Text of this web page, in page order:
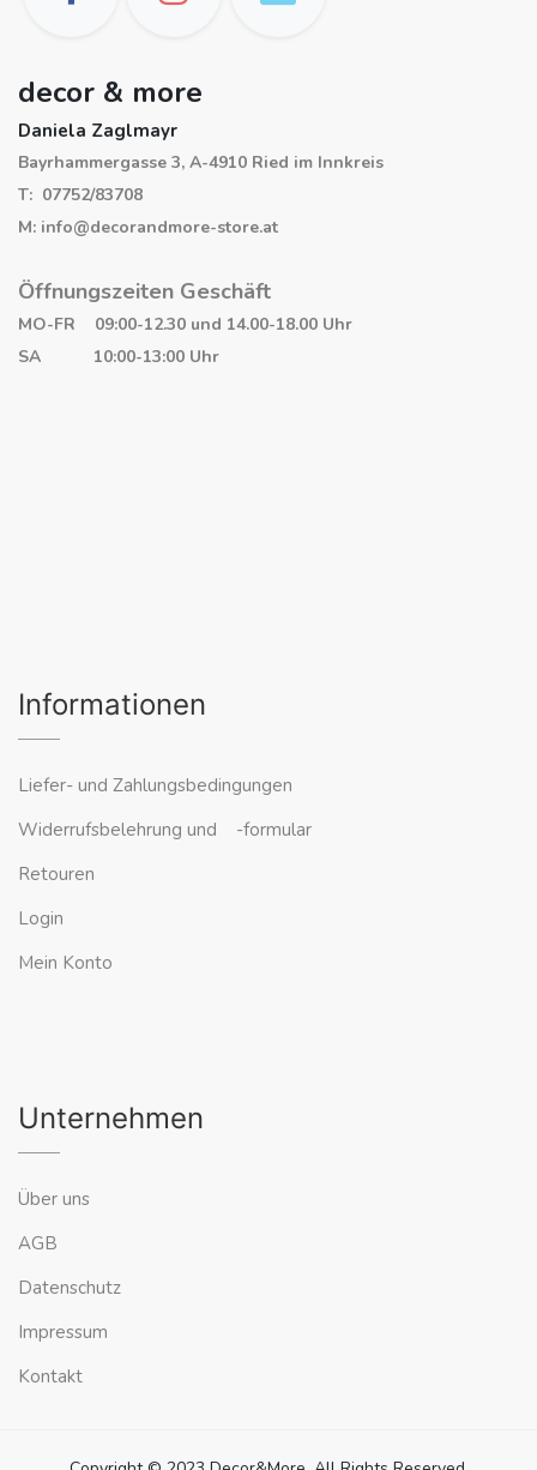
decor & more
Daniela Zaglmayr
Bayrhammergasse 3, A-4910 Ried im Innkreis
T: 07752/83708
M: info@decorandmore-store.at
Öffnungszeiten Geschäft
MO-FR 09:00-12.30 und 14.00-18.00 Uhr
SA 10:00-13:00 Uhr
Informationen
Liefer- und Zahlungsbedingungen
Widerrufsbelehrung und -formular
Retouren
Login
Mein Konto
Unternehmen
Über uns
AGB
Datenschutz
Impressum
Kontakt